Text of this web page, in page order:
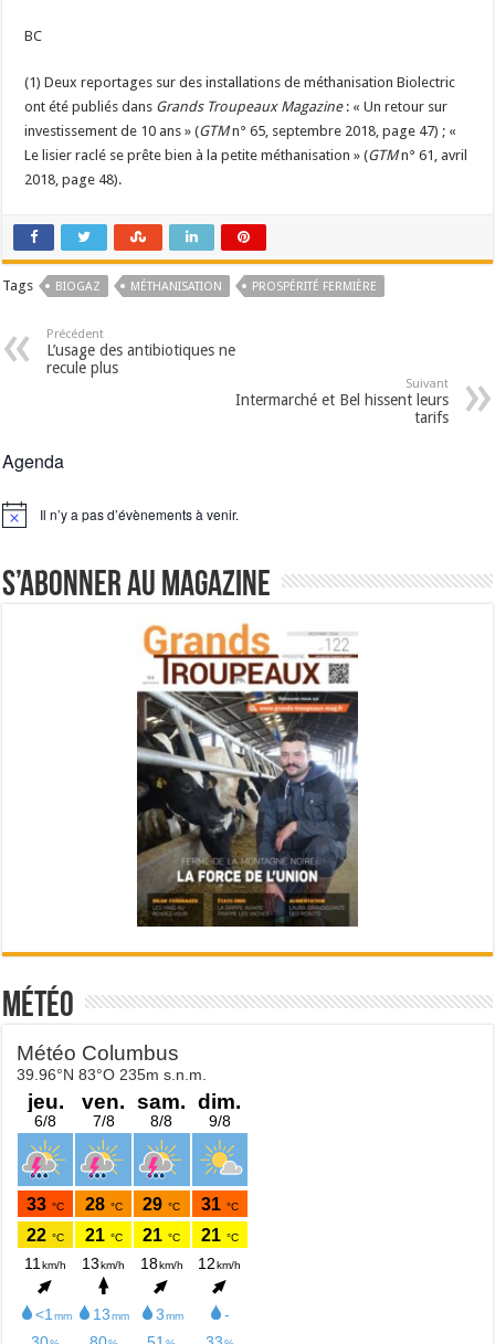
BC
(1) Deux reportages sur des installations de méthanisation Biolectric
ont été publiés dans Grands Troupeaux Magazine: « Un retour sur
investissement de 10 ans » (GTMn° 65, septembre 2018, page 47) ; «
Le lisier raclé se prête bien à la petite méthanisation » (GTMn° 61, avril
2018, page 48).
Tags BIOGAZ MÉTHANISATION PROSPÉRITÉ FERMIÈRE
Précédent
L’usage des antibiotiques ne
recule plus
Suivant
Intermarché et Bel hissent leurs
tarifs
Agenda
Notice Il n’y a pas d’évènements à venir.
S’abonner au magazine
Météo